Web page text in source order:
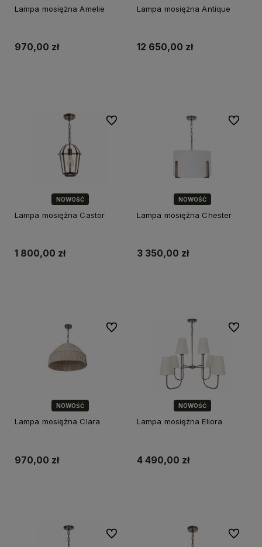
Lampa mosiężna Amelie
970,00 zł
Lampa mosiężna Antique
12 650,00 zł
NOWOŚĆ
Lampa mosiężna Castor
1 800,00 zł
Do ulubionych
NOWOŚĆ
Lampa mosiężna Chester
3 350,00 zł
Do
NOWOŚĆ
Lampa mosiężna Clara
970,00 zł
Do ulubionych
NOWOŚĆ
Lampa mosiężna Eliora
4 490,00 zł
Do
Do ulubionych Do